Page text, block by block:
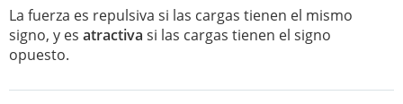
La fuerza es repulsiva si las cargas tienen el mismo
signo, y es atractiva si las cargas tienen el signo
opuesto.